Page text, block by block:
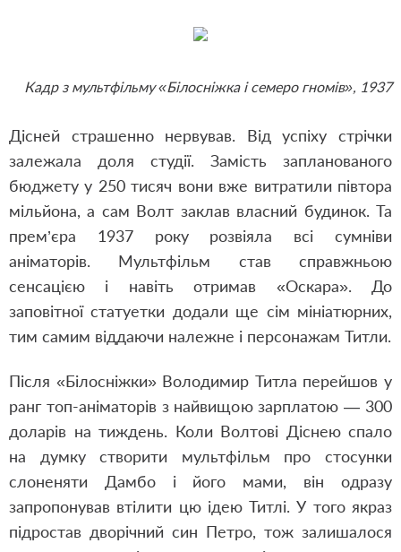
Кадр з мультфільму «Білосніжка і семеро гномів», 1937
Дісней страшенно нервував. Від успіху стрічки
залежала доля студії. Замість запланованого
бюджету у 250 тисяч вони вже витратили півтора
мільйона, а сам Волт заклав власний будинок. Та
прем’єра 1937 року розвіяла всі сумніви
аніматорів. Мультфільм став справжньою
сенсацією і навіть отримав «Оскара». До
заповітної статуетки додали ще сім мініатюрних,
тим самим віддаючи належне і персонажам Титли.
Після «Білосніжки» Володимир Титла перейшов у
ранг топ-аніматорів з найвищою зарплатою — 300
доларів на тиждень. Коли Волтові Діснею спало
на думку створити мультфільм про стосунки
слоненяти Дамбо і його мами, він одразу
запропонував втілити цю ідею Титлі. У того якраз
підростав дворічний син Петро, тож залишалося